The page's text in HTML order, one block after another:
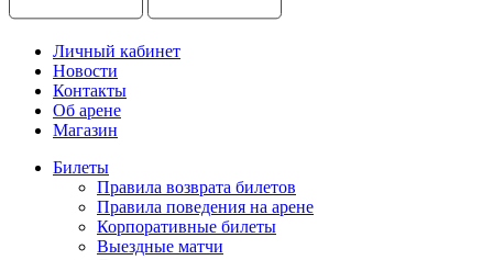
Личный кабинет
Новости
Контакты
Об арене
Магазин
Билеты
Правила возврата билетов
Правила поведения на арене
Корпоративные билеты
Выездные матчи